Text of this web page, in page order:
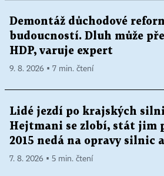
Demontáž důchodové
budoucností. Dluh může
HDP, varuje expert
9. 8. 2026 ▪ 7 min. čtení
Lidé jezdí po krajských
Hejtmani se zlobí, stát jim
2015 nedá na opravy silnic
7. 8. 2026 ▪ 5 min. čtení